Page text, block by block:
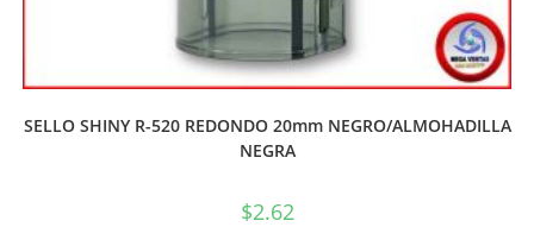
SELLO SHINY R-520 REDONDO 20mm NEGRO/ALMOHADILLA
NEGRA
$2.62